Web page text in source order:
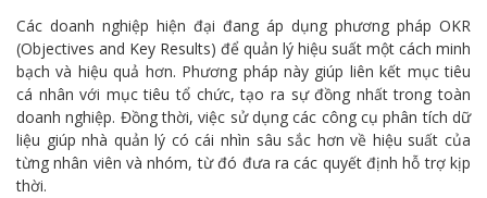
Các doanh nghiệp hiện đại đang áp dụng phương pháp OKR
(Objectives and Key Results) để quản lý hiệu suất một cách minh
bạch và hiệu quả hơn. Phương pháp này giúp liên kết mục tiêu
cá nhân với mục tiêu tổ chức, tạo ra sự đồng nhất trong toàn
doanh nghiệp. Đồng thời, việc sử dụng các công cụ phân tích dữ
liệu giúp nhà quản lý có cái nhìn sâu sắc hơn về hiệu suất của
từng nhân viên và nhóm, từ đó đưa ra các quyết định hỗ trợ kịp
thời.